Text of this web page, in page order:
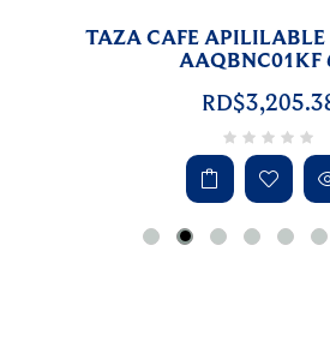
TAZA CAFE
AAQBNC01KF